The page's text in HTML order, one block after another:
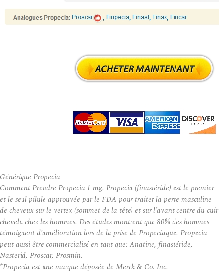
Générique Propecia
Comment Prendre Propecia 1 mg. Propecia (finastéride) est le premier
et le seul pilule approuvée par le FDA pour traiter la perte masculine
de cheveux sur le vertex (sommet de la tête) et sur l’avant centre du cuir
chevelu chez les hommes. Des études montrent que 80% des hommes
témoignent d’amélioration lors de la prise de Propeciaque. Propecia
peut aussi être commercialisé en tant que: Anatine, finastéride,
Nasterid, Proscar, Prosmin.
*Propecia est une marque déposée de Merck & Co. Inc.